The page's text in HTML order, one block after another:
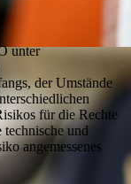
unter
der Umstände
für die Rechte
technische und
angemessenes